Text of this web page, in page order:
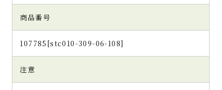
商品番号
107785[stc010-309-06-108]
注意